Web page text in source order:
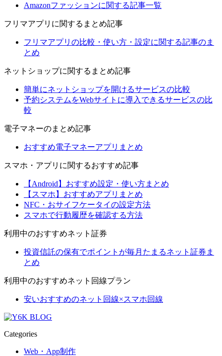
Amazonファッションに関する記事一覧
フリマアプリに関するまとめ記事
フリマアプリの比較・使い方・設定に関する記事のま
とめ
ネットショップに関するまとめ記事
簡単にネットショップを開けるサービスの比較
予約システムをWebサイトに導入できるサービスの比
較
電子マネーのまとめ記事
おすすめ電子マネーアプリまとめ
スマホ・アプリに関するおすすめ記事
【Android】おすすめ設定・使い方まとめ
【スマホ】おすすめアプリまとめ
NFC・おサイフケータイの設定方法
スマホで行動履歴を確認する方法
利用中のおすすめネット証券
投資信託の保有でポイントが毎月たまるネット証券ま
とめ
利用中のおすすめネット回線プラン
安いおすすめのネット回線×スマホ回線
Categories
Web・App制作